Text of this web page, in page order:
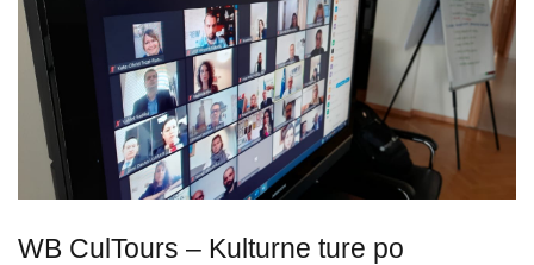
WB CulTours – Kulturne ture po